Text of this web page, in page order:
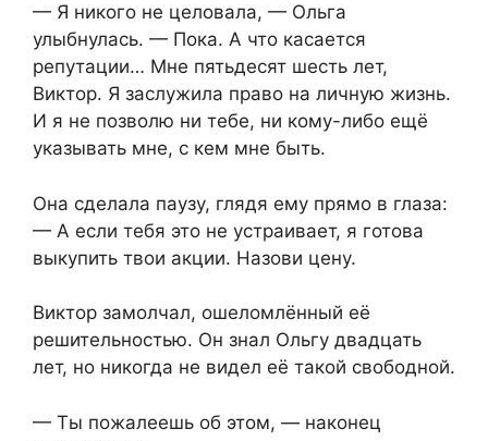
— Я никого не целовала, — Ольга
улыбнулась. — Пока. А что касается
репутации… Мне пятьдесят шесть лет,
Виктор. Я заслужила право на личную жизнь.
И я не позволю ни тебе, ни кому-либо ещё
указывать мне, с кем мне быть.
Она сделала паузу, глядя ему прямо в глаза:
— А если тебя это не устраивает, я готова
выкупить твои акции. Назови цену.
Виктор замолчал, ошеломлённый её
решительностью. Он знал Ольгу двадцать
лет, но никогда не видел её такой свободной.
— Ты пожалеешь об этом, — наконец